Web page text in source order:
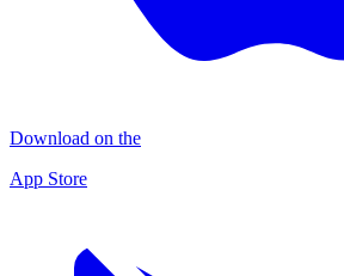
Download on the
App Store